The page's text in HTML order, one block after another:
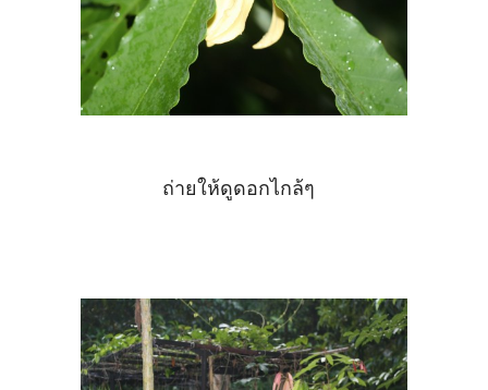
ถ่ายให้ดูดอกไกล้ๆ